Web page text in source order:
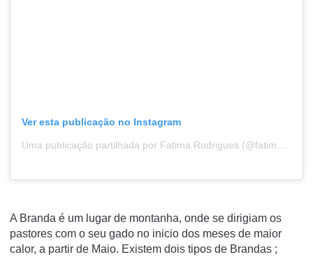
Ver esta publicação no Instagram
A Branda é um lugar de montanha, onde se dirigiam os
pastores com o seu gado no inicio dos meses de maior
calor, a partir de Maio. Existem dois tipos de Brandas ;